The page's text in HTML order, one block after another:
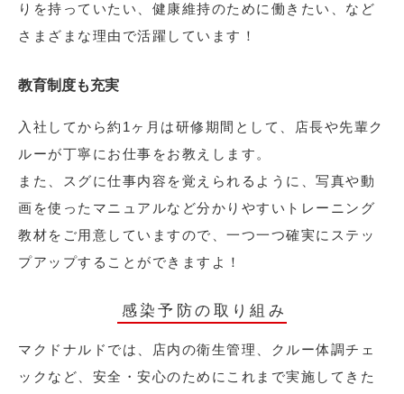
りを持っていたい、健康維持のために働きたい、など
さまざまな理由で活躍しています！
教育制度も充実
入社してから約1ヶ月は研修期間として、店長や先輩ク
ルーが丁寧にお仕事をお教えします。
また、スグに仕事内容を覚えられるように、写真や動
画を使ったマニュアルなど分かりやすいトレーニング
教材をご用意していますので、一つ一つ確実にステッ
プアップすることができますよ！
感染予防の取り組み
マクドナルドでは、店内の衛生管理、クルー体調チェ
ックなど、安全・安心のためにこれまで実施してきた